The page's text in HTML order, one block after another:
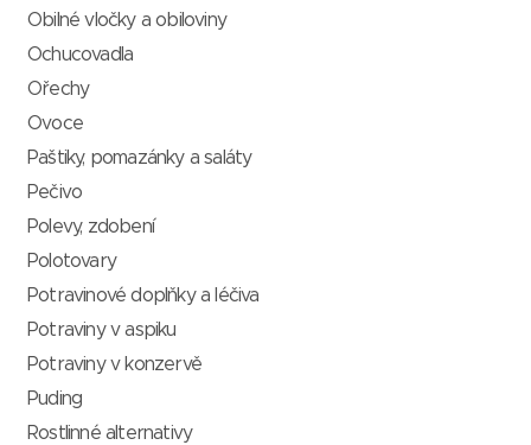
Obilné vločky a obiloviny
Ochucovadla
Ořechy
Ovoce
Paštiky, pomazánky a saláty
Pečivo
Polevy, zdobení
Polotovary
Potravinové doplňky a léčiva
Potraviny v aspiku
Potraviny v konzervě
Puding
Rostlinné alternativy